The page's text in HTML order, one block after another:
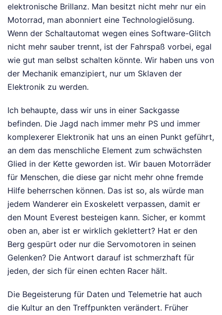
elektronische Brillanz. Man besitzt nicht mehr nur ein
Motorrad, man abonniert eine Technologielösung.
Wenn der Schaltautomat wegen eines Software-Glitch
nicht mehr sauber trennt, ist der Fahrspaß vorbei, egal
wie gut man selbst schalten könnte. Wir haben uns von
der Mechanik emanzipiert, nur um Sklaven der
Elektronik zu werden.
Ich behaupte, dass wir uns in einer Sackgasse
befinden. Die Jagd nach immer mehr PS und immer
komplexerer Elektronik hat uns an einen Punkt geführt,
an dem das menschliche Element zum schwächsten
Glied in der Kette geworden ist. Wir bauen Motorräder
für Menschen, die diese gar nicht mehr ohne fremde
Hilfe beherrschen können. Das ist so, als würde man
jedem Wanderer ein Exoskelett verpassen, damit er
den Mount Everest besteigen kann. Sicher, er kommt
oben an, aber ist er wirklich geklettert? Hat er den
Berg gespürt oder nur die Servomotoren in seinen
Gelenken? Die Antwort darauf ist schmerzhaft für
jeden, der sich für einen echten Racer hält.
Die Begeisterung für Daten und Telemetrie hat auch
die Kultur an den Treffpunkten verändert. Früher